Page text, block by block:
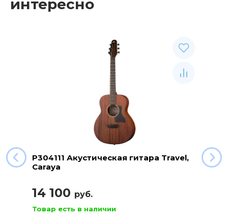
интересно
P304111 Акустическая гитара Travel,
Caraya
14 100 руб.
Товар есть в наличии